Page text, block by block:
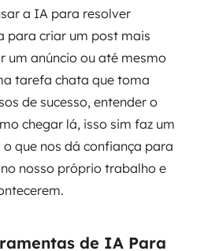
a IA para resolver
para criar um post mais
um anúncio ou até mesmo
tarefa chata que toma
de sucesso, entender o
chegar lá, isso sim faz um
o que nos dá confiança para
nosso próprio trabalho e
de IA Para